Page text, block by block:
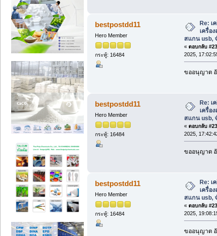
bestpostdd11
Hero Member
กระทู้: 16484
Re: เ
เครื่อ
สแกน usb,
« ตอบกลับ
2025,
ขออนุญาต
bestpostdd11
Hero Member
กระทู้: 16484
Re: เ
เครื่อ
สแกน usb,
« ตอบกลับ
2025,
ขออนุญาต
bestpostdd11
Hero Member
กระทู้: 16484
Re: เ
เครื่อ
สแกน usb,
« ตอบกลับ
2025,
ขออนุญาต